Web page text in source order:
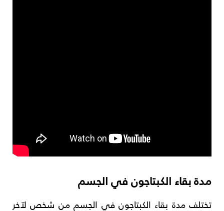
مدة بقاء الكبتاجون في الجسم
تختلف مدة بقاء الكبتاجون في الجسم من شخص لآخر